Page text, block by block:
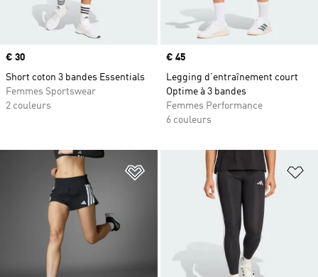
Prix
€ 30
Short coton 3 bandes Essentials
Femmes Sportswear
2 couleurs
Prix
€ 45
Legging d’entraînement court
Optime à 3 bandes
Femmes Performance
6 couleurs
Ajouter à la Liste de produits